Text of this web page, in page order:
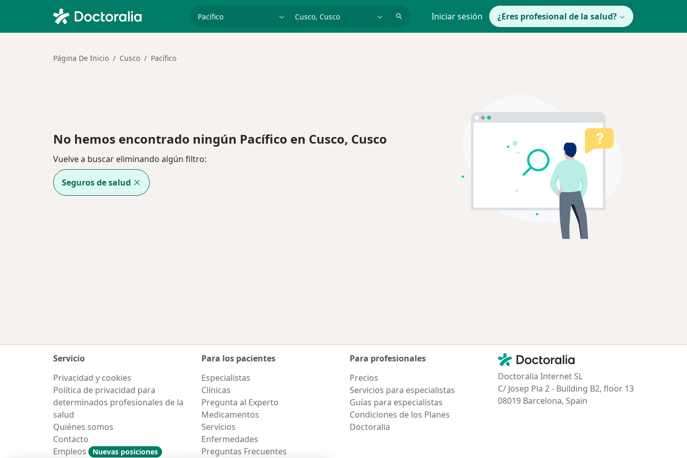
especialidad, enfermedad o nombre Iniciar sesión ¿Eres profesional de la salud?
Página De Inicio Cusco Pacífico
No hemos encontrado ningún Pacífico en Cusco, Cusco
Vuelve a buscar eliminando algún filtro:
Seguros de salud
Servicio
Privacidad y cookies
Política de privacidad para
determinados profesionales de la
salud
Quiénes somos
Contacto
Empleos
Nuevas posiciones
Para los pacientes
Especialistas
Clínicas
Pregunta al Experto
Medicamentos
Servicios
Enfermedades
Preguntas Frecuentes
Para profesionales
Precios
Servicios para especialistas
Guías para especialistas
Condiciones de los Planes
Doctoralia
Contacto
Doctoralia - Página de inicio
Doctoralia Internet SL
C/ Josep Pla 2 - Building B2, floor 13
08019 Barcelona, Spain